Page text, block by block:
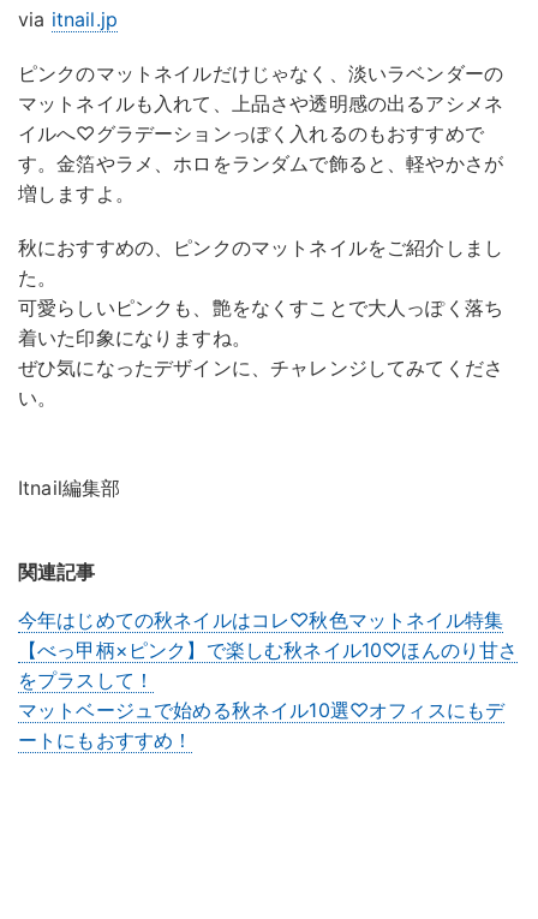
via itnail.jp
ピンクのマットネイルだけじゃなく、淡いラベンダーの
マットネイルも入れて、上品さや透明感の出るアシメネ
イルへ♡グラデーションっぽく入れるのもおすすめで
す。金箔やラメ、ホロをランダムで飾ると、軽やかさが
増しますよ。
秋におすすめの、ピンクのマットネイルをご紹介しまし
た。
可愛らしいピンクも、艶をなくすことで大人っぽく落ち
着いた印象になりますね。
ぜひ気になったデザインに、チャレンジしてみてくださ
い。
Itnail編集部
関連記事
今年はじめての秋ネイルはコレ♡秋色マットネイル特集
【べっ甲柄×ピンク】で楽しむ秋ネイル10♡ほんのり甘さ
をプラスして！
マットベージュで始める秋ネイル10選♡オフィスにもデ
ートにもおすすめ！